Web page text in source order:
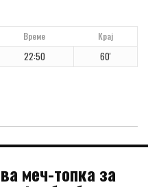
Време Крај
22:50 60'
меч-топка за